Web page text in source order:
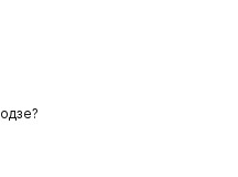
лагатыпа